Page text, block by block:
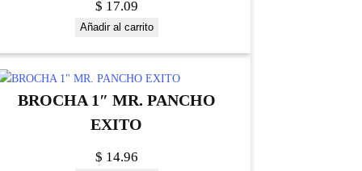
$ 17.09
Añadir al carrito
BROCHA 1″ MR. PANCHO
EXITO
$ 14.96